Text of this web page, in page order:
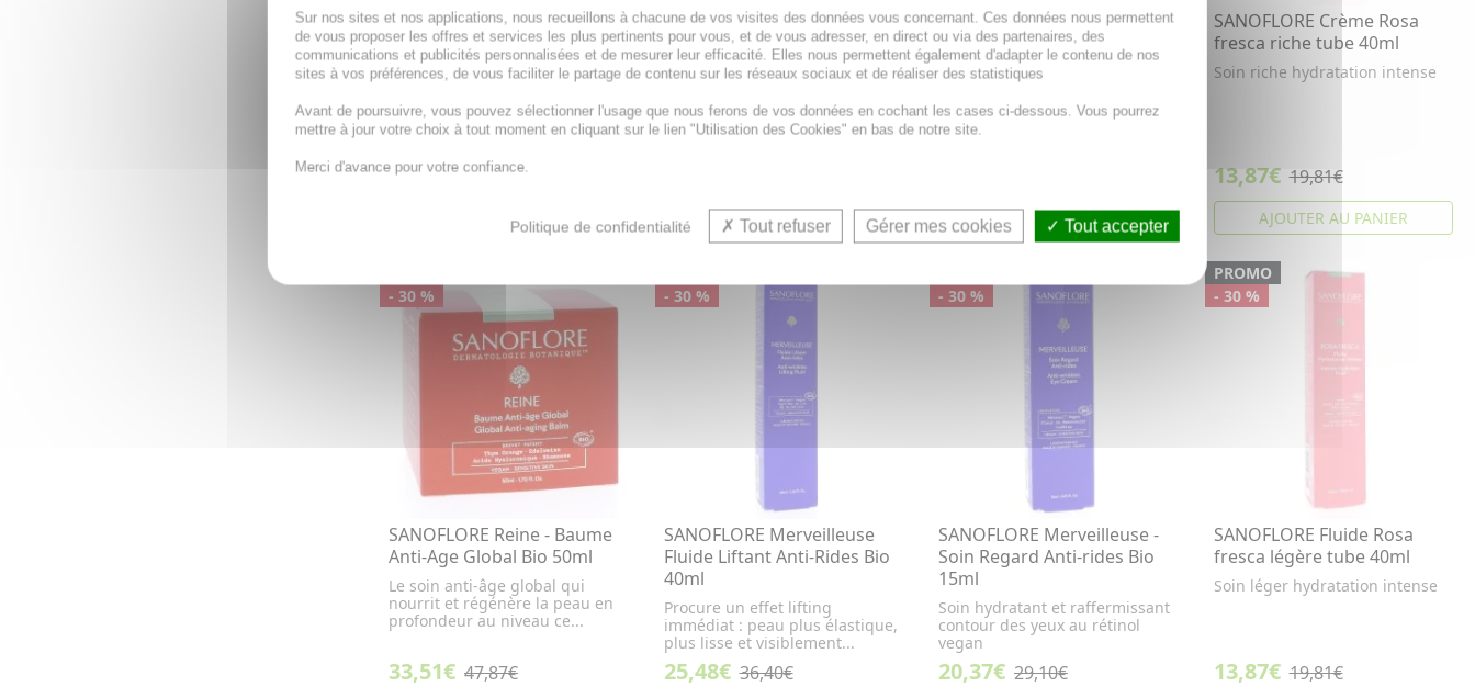
SANOFLORE Magnifica -
Aqua anti-imperfections bio
flacon 100ml
anti-imperfections aux 9 huiles
essentielles perme...
6,94€ 9,91€
AJOUTER AU PANIER
SANOFLORE Magnifica - SOS
Soin Local Anti-Boutons Bio
15ml
Ciblé réduit boutons et
rougeurs dès 24h grâce à son
AJOUTER AU PANIER
SANOFLORE Lumina - Sérum
éclat anti-taches bio
Sérum Éclat Anti-taches,
corrige tous types de taches.
AJOUTER AU PANIER
SANOFLORE Crème Rosa
fresca riche tube 40ml
Soin riche hydratation intense
13,87€ 19,81€
AJOUTER AU PANIER
- 30 %
SANOFLORE Reine - Baume
Anti-Age Global Bio 50ml
Le soin anti-âge global qui
nourrit et régénère la peau en
profondeur au niveau ce...
33,51€ 47,87€
- 30 %
SANOFLORE Merveilleuse
Fluide Liftant Anti-Rides Bio
40ml
Procure un effet lifting
immédiat : peau plus élastique,
plus lisse et visiblement...
25,48€ 36,40€
- 30 %
SANOFLORE Merveilleuse -
Soin Regard Anti-rides Bio
15ml
Soin hydratant et raffermissant
contour des yeux au rétinol
vegan
20,37€ 29,10€
PROMO
- 30 %
SANOFLORE Fluide Rosa
fresca légère tube 40ml
Soin léger hydratation intense
13,87€ 19,81€
Sur nos sites et nos applications, nous recueillons à chacune de vos visites des données vous concernant. Ces données nous permettent
de vous proposer les offres et services les plus pertinents pour vous, et de vous adresser, en direct ou via des partenaires, des
communications et publicités personnalisées et de mesurer leur efficacité. Elles nous permettent également d'adapter le contenu de nos
sites à vos préférences, de vous faciliter le partage de contenu sur les réseaux sociaux et de réaliser des statistiques
Avant de poursuivre, vous pouvez sélectionner l'usage que nous ferons de vos données en cochant les cases ci-dessous. Vous pourrez
mettre à jour votre choix à tout moment en cliquant sur le lien "Utilisation des Cookies" en bas de notre site.
Merci d'avance pour votre confiance.
Politique de confidentialité Tout refuser Gérer mes cookies Tout accepter